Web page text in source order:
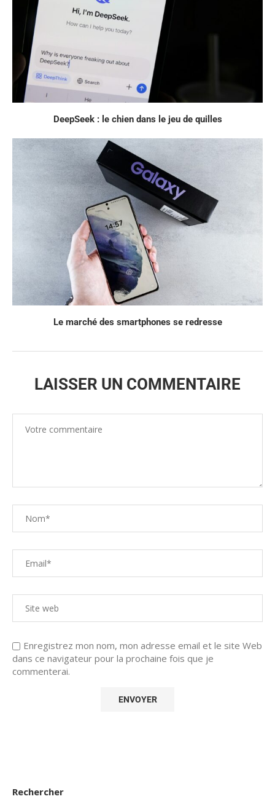
DeepSeek : le chien dans le jeu de quilles
Le marché des smartphones se redresse
LAISSER UN COMMENTAIRE
Enregistrez mon nom, mon adresse email et le site Web
dans ce navigateur pour la prochaine fois que je
commenterai.
Rechercher